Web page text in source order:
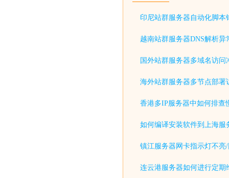
印尼站群服务器自动化脚本
越南站群服务器DNS解析异
国外站群服务器多域名访问
海外站群服务器多节点部署
香港多IP服务器中如何排查
如何编译安装软件到上海服
镇江服务器网卡指示灯不亮
连云港服务器如何进行定期